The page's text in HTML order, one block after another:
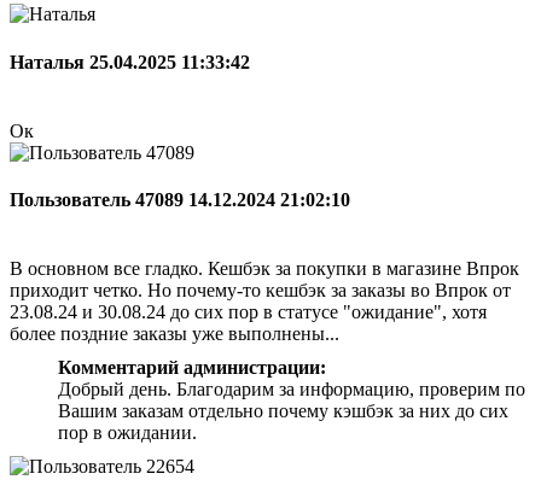
Наталья 25.04.2025 11:33:42
Ок
Пользователь 47089 14.12.2024 21:02:10
В основном все гладко. Кешбэк за покупки в магазине Впрок
приходит четко. Но почему-то кешбэк за заказы во Впрок от
23.08.24 и 30.08.24 до сих пор в статусе "ожидание", хотя
более поздние заказы уже выполнены...
Комментарий администрации:
Добрый день. Благодарим за информацию, проверим по
Вашим заказам отдельно почему кэшбэк за них до сих
пор в ожидании.